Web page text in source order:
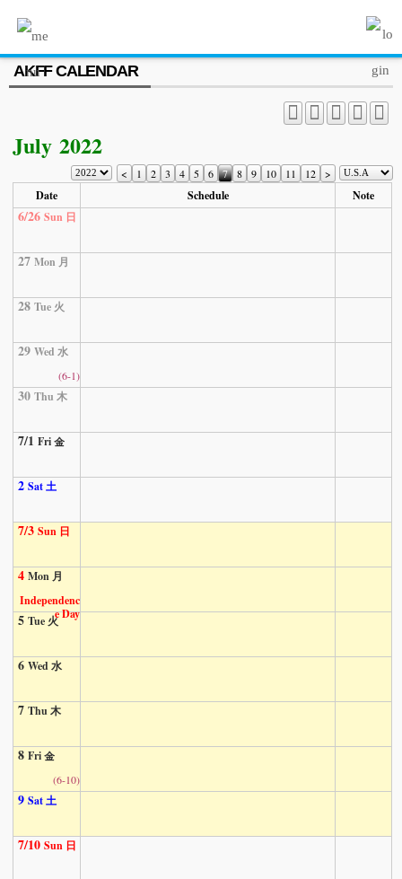
AKFF CALENDAR
July 2022
< 1 2 3 4 5 6 7 8 9 10 11 12 >
Date Schedule Note
6/26 Sun 日
27 Mon 月
28 Tue 火
29 Wed 水
(6-1)
30 Thu 木
7/1 Fri 金
2 Sat 土
7/3 Sun 日
4 Mon 月
Independenc
e Day
5 Tue 火
6 Wed 水
7 Thu 木
8 Fri 金
(6-10)
9 Sat 土
7/10 Sun 日
MENU
ABOUT US
PRESS/MEDIA
JOIN & SUPPORT
CALENDAR
HISTORY